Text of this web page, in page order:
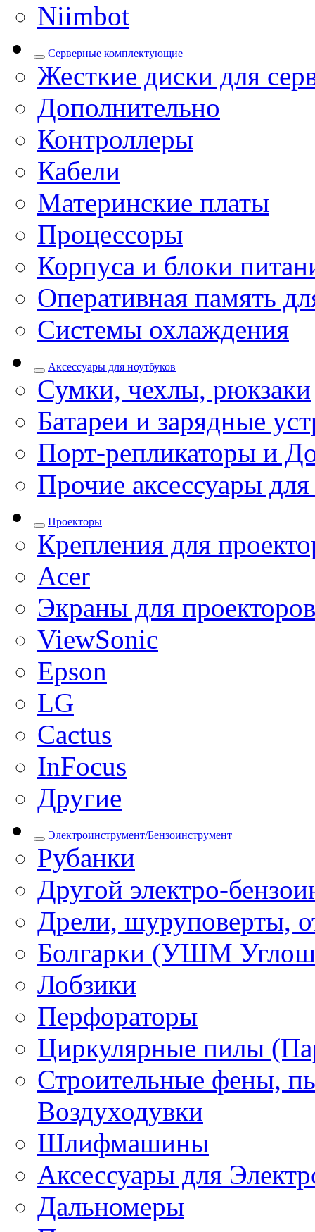
Niimbot
Серверные комплектующие
Жесткие диски для
Дополнительно
Контроллеры
Кабели
Материнские платы
Процессоры
Корпуса и блоки
Оперативная память
Системы охлаждения
Аксессуары для ноутбуков
Сумки, чехлы, рюкзаки
Батареи и зарядные
Порт-репликаторы и
Прочие аксессуары
Проекторы
Крепления для
Acer
Экраны для проекторов
ViewSonic
Epson
LG
Cactus
InFocus
Другие
Электроинструмент/Бензоинструмент
Рубанки
Другой электро-
Дрели, шуруповерты,
Болгарки (УШМ
Лобзики
Перфораторы
Циркулярные пилы
Строительные фены,
Воздуходувки
Шлифмашины
Аксессуары для
Дальномеры